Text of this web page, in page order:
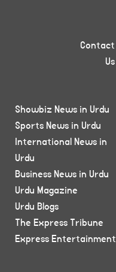
Contact
Us
Showbiz News in Urdu
Sports News in Urdu
International News in
Urdu
Business News in Urdu
Urdu Magazine
Urdu Blogs
The Express Tribune
Express Entertainment